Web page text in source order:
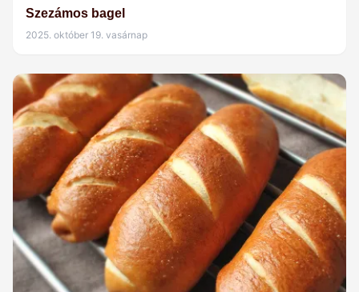
Szezámos bagel
2025. október 19. vasárnap